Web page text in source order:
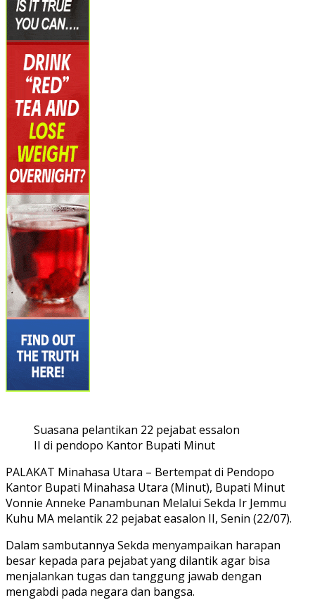
Suasana pelantikan 22 pejabat essalon
II di pendopo Kantor Bupati Minut
PALAKAT Minahasa Utara – Bertempat di Pendopo
Kantor Bupati Minahasa Utara (Minut), Bupati Minut
Vonnie Anneke Panambunan Melalui Sekda Ir Jemmu
Kuhu MA melantik 22 pejabat easalon II, Senin (22/07).
Dalam sambutannya Sekda menyampaikan harapan
besar kepada para pejabat yang dilantik agar bisa
menjalankan tugas dan tanggung jawab dengan
mengabdi pada negara dan bangsa.